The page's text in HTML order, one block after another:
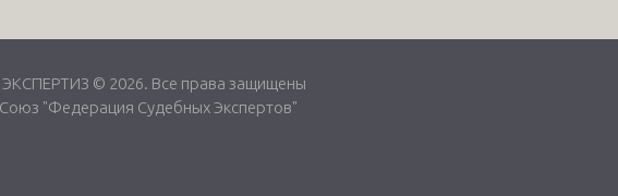
© 2026. Все права защищены
Союз "Федерация Судебных Экспертов"